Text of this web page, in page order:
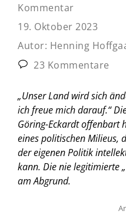
Kommentar
19. Oktober 2023
Autor: Henning
23 Kommentare
„Unser Land wird sich
ich freue mich darauf.“
Göring-Eckardt offenbart
eines politischen Milieus,
der eigenen Politik
kann. Die nie legitimierte
am Abgrund.